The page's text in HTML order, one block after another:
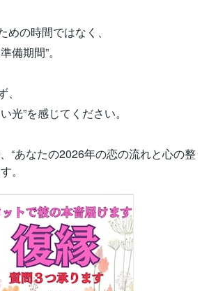
の時間ではなく、
備期間”。
光”を感じてください。
“あなたの2026年の恋の流れと心の整
。